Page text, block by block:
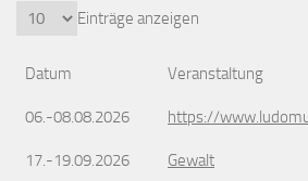
Einträge anzeigen
Datum Veranstaltung
06.-08.08.2026 https://
17.-19.09.2026 Gewalt